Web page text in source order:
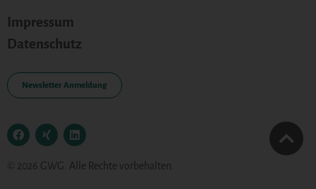
Impressum
Datenschutz
Newsletter Anmeldung
© 2026 GWG. Alle Rechte vorbehalten.